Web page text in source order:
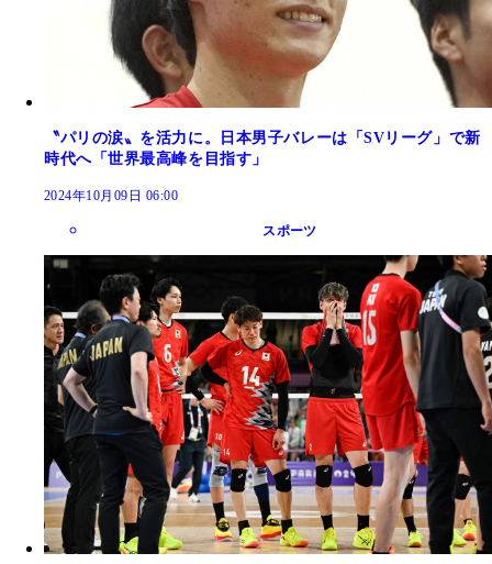
〝パリの涙〟を活力に。日本男子バレーは「SVリーグ」で新
時代へ「世界最高峰を目指す」
2024年10月09日 06:00
スポーツ